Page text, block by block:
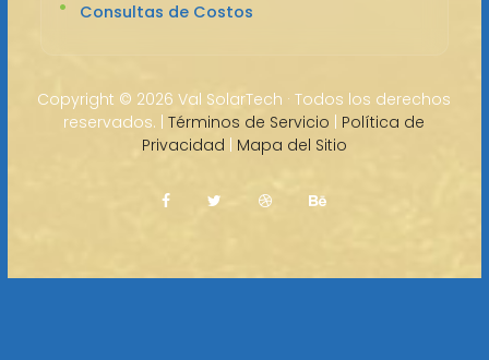
Consultas de Costos
Copyright © 2026 Val SolarTech · Todos los derechos
reservados. |Términos de Servicio | Política de
Privacidad | Mapa del Sitio